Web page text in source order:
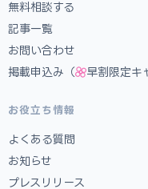
無料相談する
記事一覧
お問い合わせ
掲載申込み（
早割限定キ
お役立ち情報
よくある質問
お知らせ
プレスリリース